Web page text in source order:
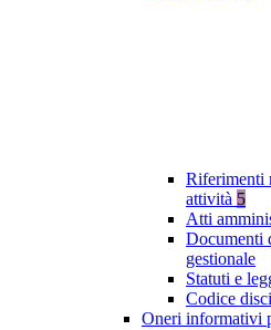
Riferimenti
attività 5
Atti
Documenti
gestionale
Statuti e
Codice
Oneri informativi